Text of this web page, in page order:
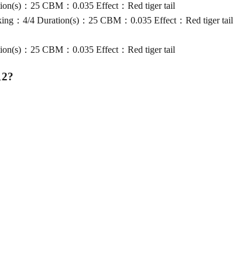
：25 CBM：0.035 Effect：Red tiger tail
：4/4 Duration(s)：25 CBM：0.035 Effect：Red tiger tail
：25 CBM：0.035 Effect：Red tiger tail
?